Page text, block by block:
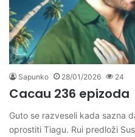
Sapunko 28/01/2026 24
Cacau 236 epizoda
Guto se razveseli kada sazna
oprostiti Tiagu. Rui predloži